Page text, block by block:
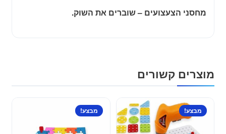
מחסני הצעצועים – שוברים את השוק.
מוצרים קשורים
מבצע! מבצע!